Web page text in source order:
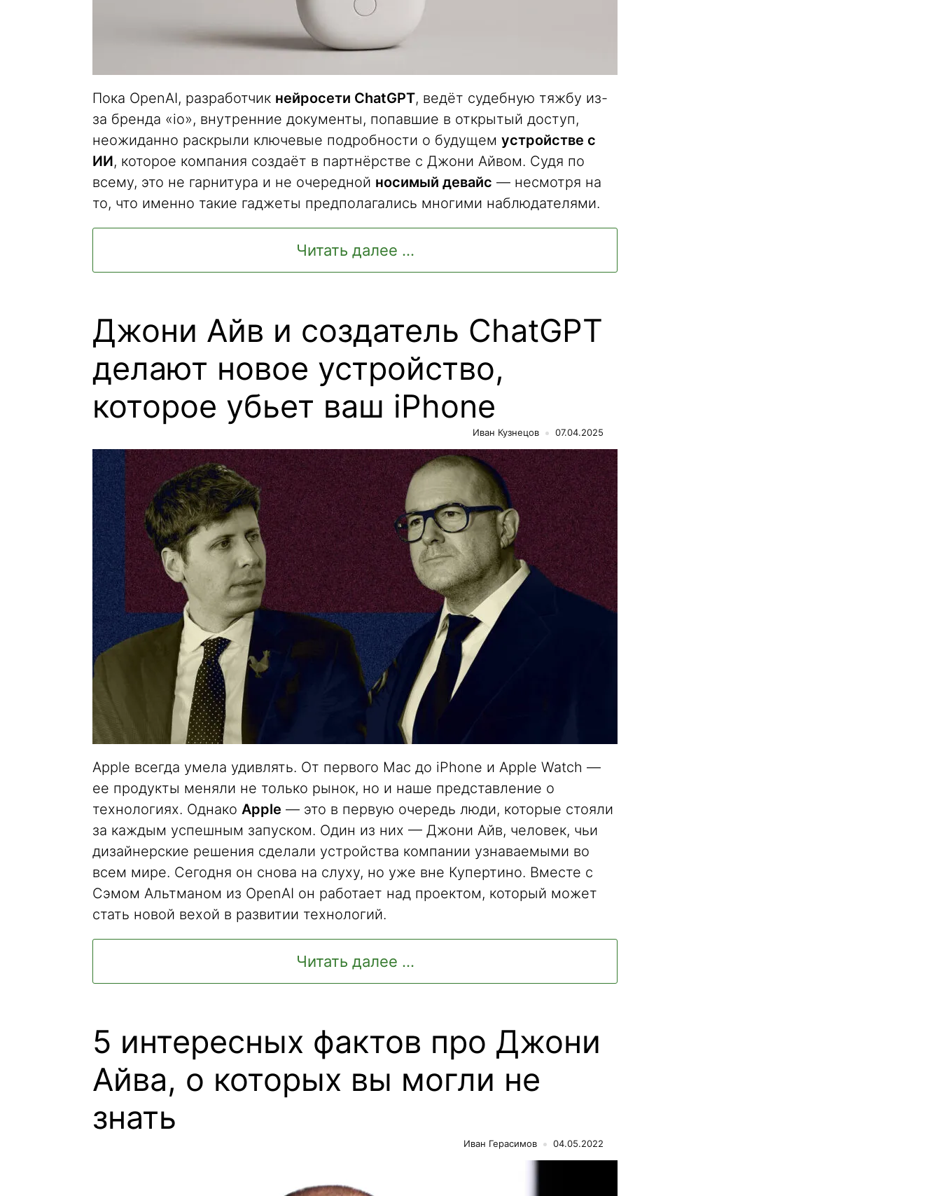
Пока OpenAI, разработчик нейросети ChatGPT, ведёт судебную тяжбу из-
за бренда «io», внутренние документы, попавшие в открытый доступ,
неожиданно раскрыли ключевые подробности о будущем устройстве с
ИИ, которое компания создаёт в партнёрстве с Джони Айвом. Судя по
всему, это не гарнитура и не очередной носимый девайс — несмотря на
то, что именно такие гаджеты предполагались многими наблюдателями.
Читать далее ...
Джони Айв и создатель ChatGPT
делают новое устройство,
которое убьет ваш iPhone
Иван Кузнецов 07.04.2025
Apple всегда умела удивлять. От первого Mac до iPhone и Apple Watch —
ее продукты меняли не только рынок, но и наше представление о
технологиях. Однако Apple — это в первую очередь люди, которые стояли
за каждым успешным запуском. Один из них — Джони Айв, человек, чьи
дизайнерские решения сделали устройства компании узнаваемыми во
всем мире. Сегодня он снова на слуху, но уже вне Купертино. Вместе с
Сэмом Альтманом из OpenAI он работает над проектом, который может
стать новой вехой в развитии технологий.
Читать далее ...
5 интересных фактов про Джони
Айва, о которых вы могли не
знать
Иван Герасимов 04.05.2022